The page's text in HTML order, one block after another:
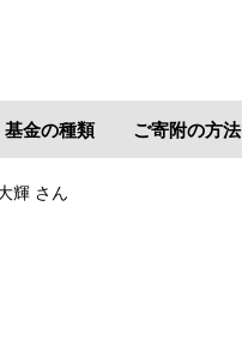
基金の種類 ご寄附の方法
輝 さん